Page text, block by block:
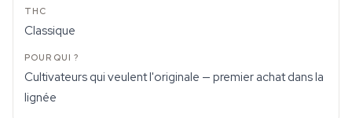
Classique
Cultivateurs qui veulent l'originale — premier achat dans la
lignée